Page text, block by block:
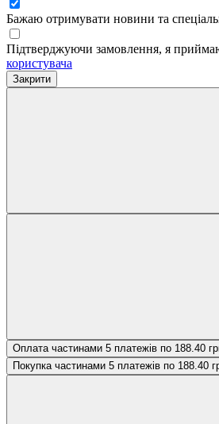
Бажаю отримувати новини та
Підтверджуючи замовлення, я
користувача
Закрити
Оплата частинами 5 платежів по 188.40
Покупка частинами 5 платежів по 188.40